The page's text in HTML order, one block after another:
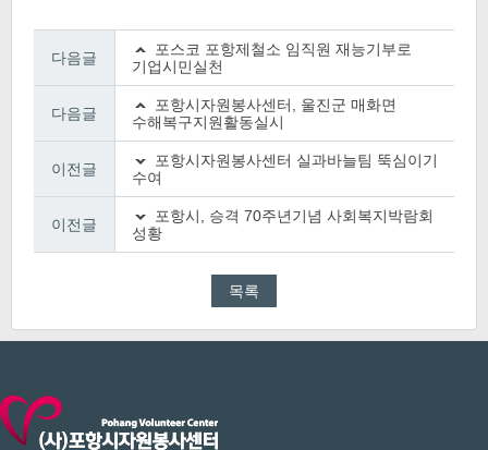
다음글
포스코 포항제철소 임직원 재능기부로
기업시민실천
다음글
포항시자원봉사센터, 울진군 매화면
수해복구지원활동실시
이전글
포항시자원봉사센터 실과바늘팀 뚝심이기
수여
이전글
포항시, 승격 70주년기념 사회복지박람회
성황
목록